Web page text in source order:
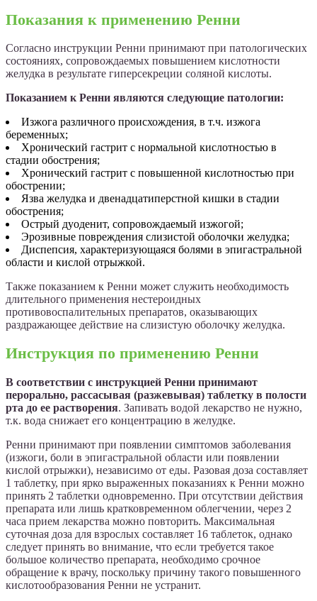
Показания к применению Ренни
Согласно инструкции Ренни принимают при патологических
состояниях, сопровождаемых повышением кислотности
желудка в результате гиперсекреции соляной кислоты.
Показанием к Ренни являются следующие патологии:
Изжога различного происхождения, в т.ч. изжога
беременных;
Хронический гастрит с нормальной кислотностью в
стадии обострения;
Хронический гастрит с повышенной кислотностью при
обострении;
Язва желудка и двенадцатиперстной кишки в стадии
обострения;
Острый дуоденит, сопровождаемый изжогой;
Эрозивные повреждения слизистой оболочки желудка;
Диспепсия, характеризующаяся болями в эпигастральной
области и кислой отрыжкой.
Также показанием к Ренни может служить необходимость
длительного применения нестероидных
противовоспалительных препаратов, оказывающих
раздражающее действие на слизистую оболочку желудка.
Инструкция по применению Ренни
В соответствии с инструкцией Ренни принимают
перорально, рассасывая (разжевывая) таблетку в полости
рта до ее растворения. Запивать водой лекарство не нужно,
т.к. вода снижает его концентрацию в желудке.
Ренни принимают при появлении симптомов заболевания
(изжоги, боли в эпигастральной области или появлении
кислой отрыжки), независимо от еды. Разовая доза составляет
1 таблетку, при ярко выраженных показаниях к Ренни можно
принять 2 таблетки одновременно. При отсутствии действия
препарата или лишь кратковременном облегчении, через 2
часа прием лекарства можно повторить. Максимальная
суточная доза для взрослых составляет 16 таблеток, однако
следует принять во внимание, что если требуется такое
большое количество препарата, необходимо срочное
обращение к врачу, поскольку причину такого повышенного
кислотообразования Ренни не устранит.